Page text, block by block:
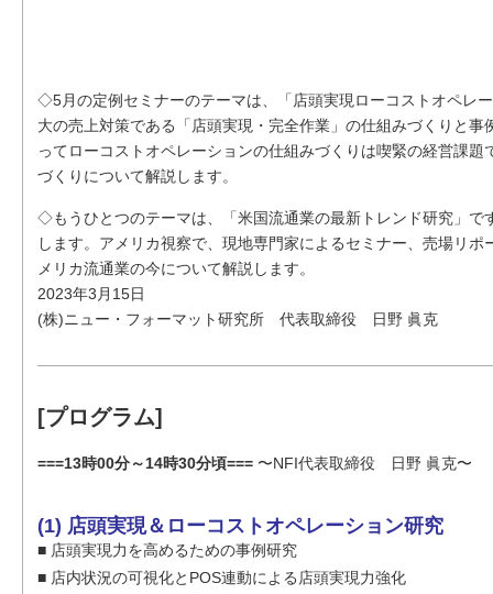
◇5月の定例セミナーのテーマは、「店頭実現ローコストオペレ
大の売上対策である「店頭実現・完全作業」の仕組みづくりと
ってローコストオペレーションの仕組みづくりは喫緊の経営課
づくりについて解説します。
◇もうひとつのテーマは、「米国流通業の最新トレンド研究」で
します。アメリカ視察で、現地専門家によるセミナー、売場リ
メリカ流通業の今について解説します。
2023年3月15日
(株)ニュー・フォーマット研究所 代表取締役 日野 眞克
[プログラム]
===13時00分～14時30分頃=== 〜NFI代表取締役 日野 眞克〜
(1) 店頭実現＆ローコストオペレーション研究
■ 店頭実現力を高めるための事例研究
■ 店内状況の可視化とPOS連動による店頭実現力強化